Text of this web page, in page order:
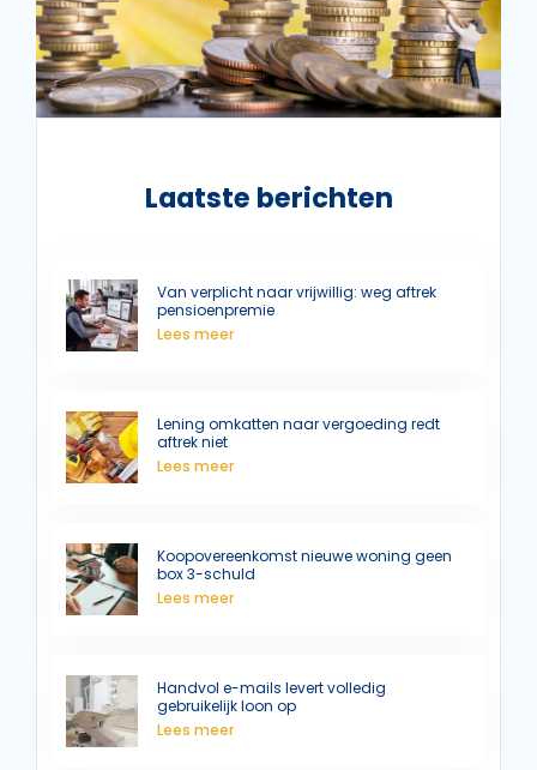
Laatste berichten
Van verplicht naar vrijwillig: weg aftrek
pensioenpremie
Lees meer
Lening omkatten naar vergoeding redt
aftrek niet
Lees meer
Koopovereenkomst nieuwe woning geen
box 3-schuld
Lees meer
Handvol e-mails levert volledig
gebruikelijk loon op
Lees meer